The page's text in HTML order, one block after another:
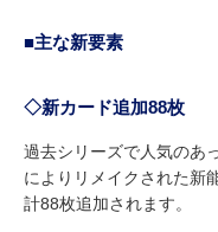
■主な新要素
◇新カード追加88枚
過去シリーズで人気のあ
によりリメイクされた新
計88枚追加されます。